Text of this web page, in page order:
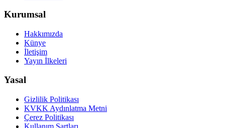
Kurumsal
Hakkımızda
Künye
İletişim
Yayın İlkeleri
Yasal
Gizlilik Politikası
KVKK Aydınlatma Metni
Çerez Politikası
Kullanım Şartları